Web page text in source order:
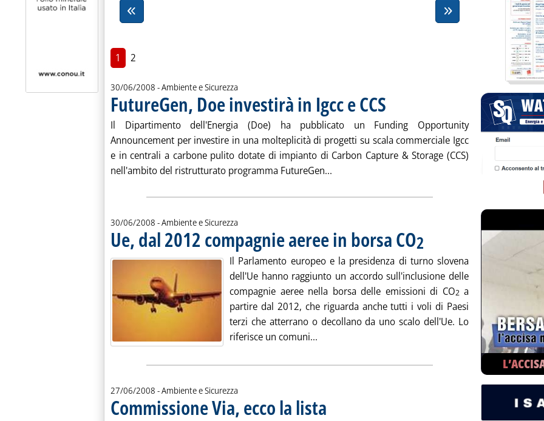
1 2
30/06/2008 - Ambiente e Sicurezza
FutureGen, Doe investirà in Igcc e CCS . Pubblicata lunedì 30 giugno 2008 alle 15.27.
Il Dipartimento dell'Energia (Doe) ha pubblicato un Funding Opportunity
Announcement per investire in una molteplicità di progetti su scala commerciale Igcc
e in centrali a carbone pulito dotate di impianto di Carbon Capture & Storage (CCS)
nell'ambito del ristrutturato programma FutureGen... Leggi tutta la notizia: 'FutureGen, Doe investirà
30/06/2008 - Ambiente e Sicurezza
Ue, dal 2012 compagnie aeree in borsa CO2 . Pubblicata lunedì 30 giugno 2008 alle
Il Parlamento europeo e la presidenza di turno slovena
dell'Ue hanno raggiunto un accordo sull'inclusione delle
compagnie aeree nella borsa delle emissioni di CO2 a
partire dal 2012, che riguarda anche tutti i voli di Paesi
terzi che atterrano o decollano da uno scalo dell'Ue. Lo
riferisce un comuni... Leggi tutta la notizia: 'Ue, dal 2012 compagnie
27/06/2008 - Ambiente e Sicurezza
Commissione Via, ecco la lista . Sottotitolo: Nominati con decreto firmato lunedì dal ministro